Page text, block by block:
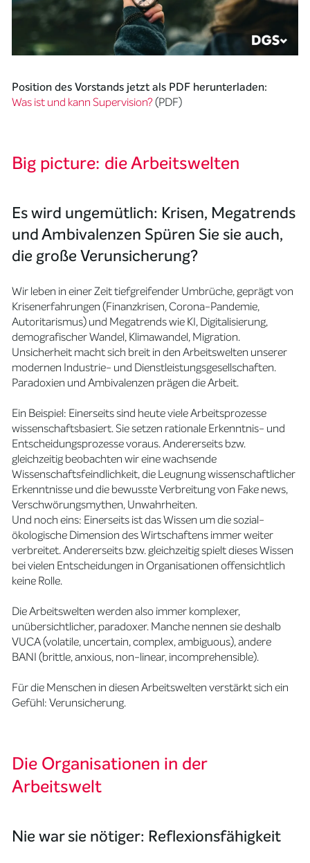
Position des Vorstands jetzt als PDF herunterladen:
Was ist und kann Supervision?(PDF)
Big picture: die Arbeitswelten
Es wird ungemütlich: Krisen, Megatrends
und Ambivalenzen Spüren Sie sie auch,
die große Verunsicherung?
Wir leben in einer Zeit tiefgreifender Umbrüche, geprägt von
Krisenerfahrungen (Finanzkrisen, Corona-Pandemie,
Autoritarismus) und Megatrends wie KI, Digitalisierung,
demografischer Wandel, Klimawandel, Migration.
Unsicherheit macht sich breit in den Arbeitswelten unserer
modernen Industrie- und Dienstleistungsgesellschaften.
Paradoxien und Ambivalenzen prägen die Arbeit.
Ein Beispiel: Einerseits sind heute viele Arbeitsprozesse
wissenschaftsbasiert. Sie setzen rationale Erkenntnis- und
Entscheidungsprozesse voraus. Andererseits bzw.
gleichzeitig beobachten wir eine wachsende
Wissenschaftsfeindlichkeit, die Leugnung wissenschaftlicher
Erkenntnisse und die bewusste Verbreitung von Fake news,
Verschwörungsmythen, Unwahrheiten.
Und noch eins: Einerseits ist das Wissen um die sozial-
ökologische Dimension des Wirtschaftens immer weiter
verbreitet. Andererseits bzw. gleichzeitig spielt dieses Wissen
bei vielen Entscheidungen in Organisationen offensichtlich
keine Rolle.
Die Arbeitswelten werden also immer komplexer,
unübersichtlicher, paradoxer. Manche nennen sie deshalb
VUCA (volatile, uncertain, complex, ambiguous), andere
BANI (brittle, anxious, non-linear, incomprehensible).
Für die Menschen in diesen Arbeitswelten verstärkt sich ein
Gefühl: Verunsicherung.
Die Organisationen in der
Arbeitswelt
Nie war sie nötiger: Reflexionsfähigkeit